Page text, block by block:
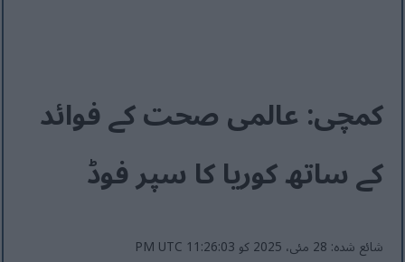
کمچی: عالمی صحت کے فوائد
کے ساتھ کوریا کا سپر فوڈ
شائع شدہ: 28 مئی، 2025 کو 11:26:03 PM UTC